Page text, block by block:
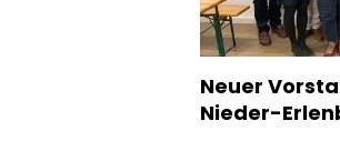
Neuer
Nieder-